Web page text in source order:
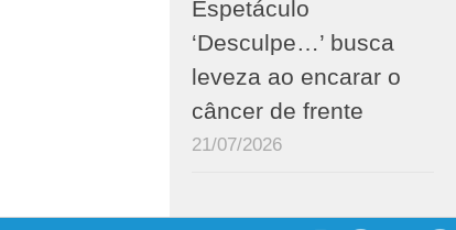
Espetáculo
‘Desculpe…’ busca
leveza ao encarar o
câncer de frente
21/07/2026